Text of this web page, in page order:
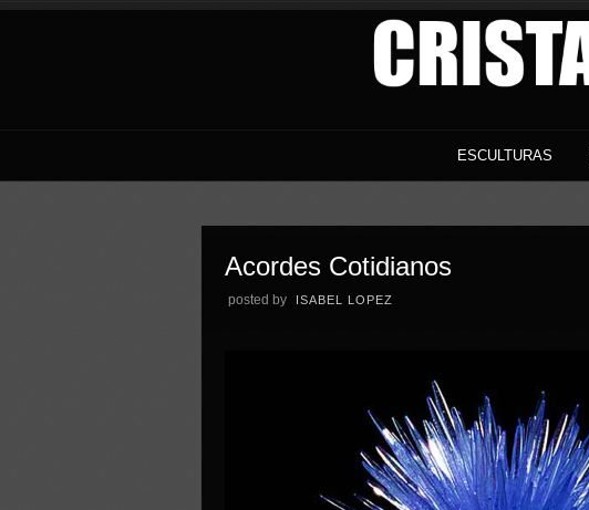
ESCULTURAS
Acordes Cotidianos
posted by ISABEL LOPEZ